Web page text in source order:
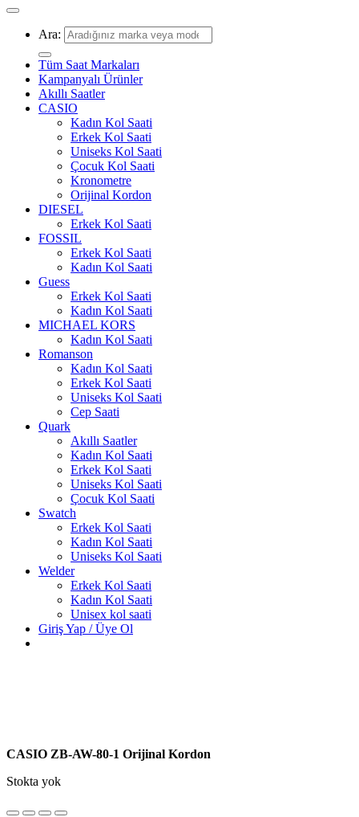
Ara:
Tüm Saat Markaları
Kampanyalı Ürünler
Akıllı Saatler
CASIO
Kadın Kol Saati
Erkek Kol Saati
Uniseks Kol Saati
Çocuk Kol Saati
Kronometre
Orijinal Kordon
DIESEL
Erkek Kol Saati
FOSSIL
Erkek Kol Saati
Kadın Kol Saati
Guess
Erkek Kol Saati
Kadın Kol Saati
MICHAEL KORS
Kadın Kol Saati
Romanson
Kadın Kol Saati
Erkek Kol Saati
Uniseks Kol Saati
Cep Saati
Quark
Akıllı Saatler
Kadın Kol Saati
Erkek Kol Saati
Uniseks Kol Saati
Çocuk Kol Saati
Swatch
Erkek Kol Saati
Kadın Kol Saati
Uniseks Kol Saati
Welder
Erkek Kol Saati
Kadın Kol Saati
Unisex kol saati
Giriş Yap / Üye Ol
CASIO ZB-AW-80-1 Orijinal Kordon
Stokta yok